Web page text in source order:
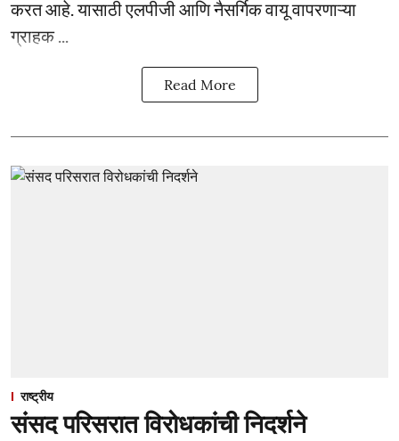
करत आहे. यासाठी एलपीजी आणि नैसर्गिक वायू वापरणाऱ्या
ग्राहक ...
Read More
राष्ट्रीय
संसद परिसरात विरोधकांची निदर्शने